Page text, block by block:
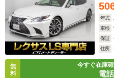
年式
車検
保証
住所
無
料
今すぐ在庫
電